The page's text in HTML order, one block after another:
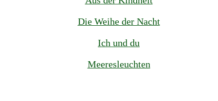
Die Weihe der Nacht
Ich und du
Meeresleuchten